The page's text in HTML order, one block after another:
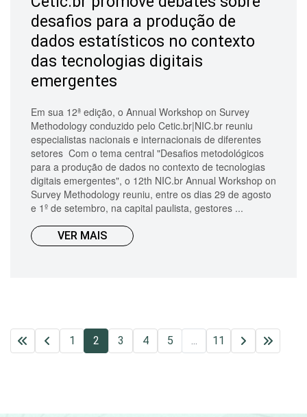
desafios para a produção de
dados estatísticos no contexto
das tecnologias digitais
emergentes
Em sua 12ª edição, o Annual Workshop on Survey
Methodology conduzido pelo Cetic.br|NIC.br reuniu
especialistas nacionais e internacionais de diferentes
setores Com o tema central "Desafios metodológicos
para a produção de dados no contexto de tecnologias
digitais emergentes", o 12th NIC.br Annual Workshop on
Survey Methodology reuniu, entre os dias 29 de agosto
e 1º de setembro, na capital paulista, gestores ...
VER MAIS
1 2 3 4 5 ... 11